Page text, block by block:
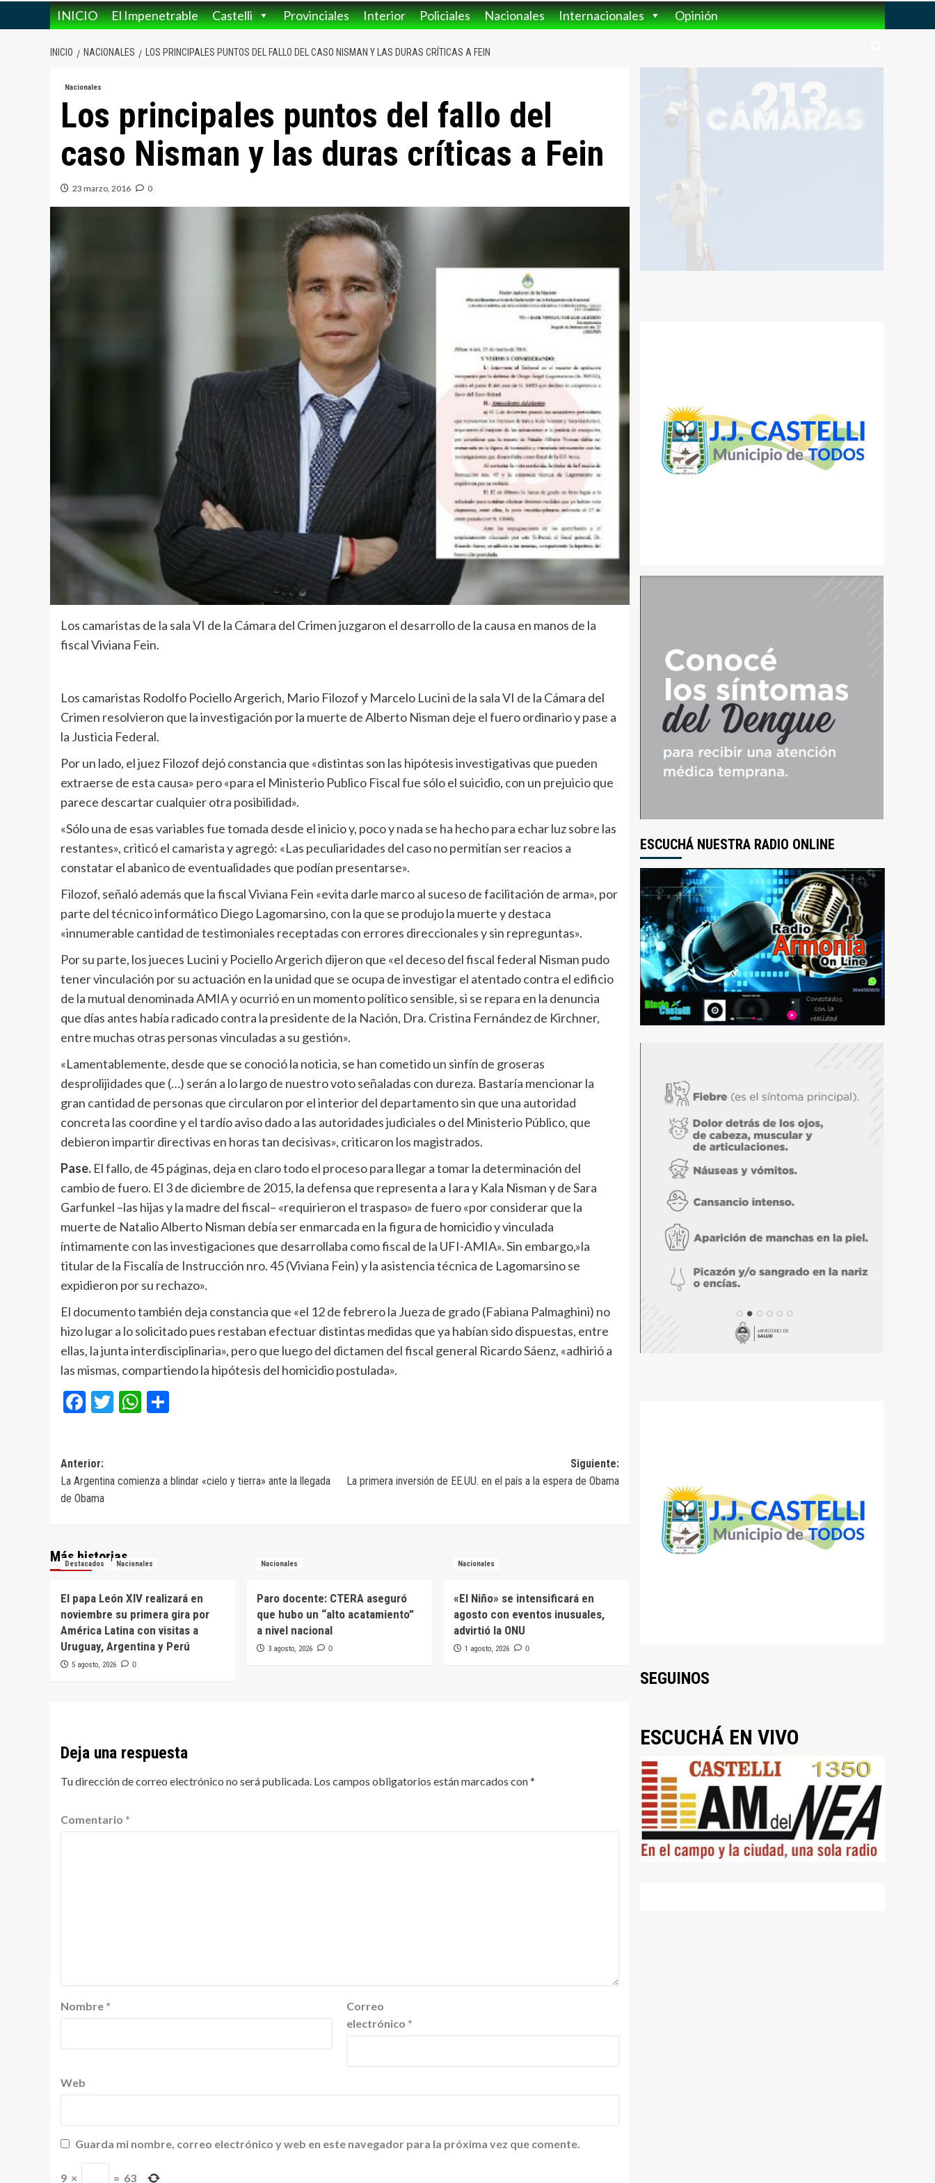
INICIO El Impenetrable Castelli Provinciales Interior Policiales Nacionales Internacionales Opinión
INICIO NACIONALES LOS PRINCIPALES PUNTOS DEL FALLO DEL CASO NISMAN Y LAS DURAS CRÍTICAS A FEIN
Nacionales
Los principales puntos del fallo del
caso Nisman y las duras críticas a Fein
23 marzo, 2016 0
Los camaristas de la sala VI de la Cámara del Crimen juzgaron el desarrollo de la causa en manos de la
fiscal Viviana Fein.
Los camaristas Rodolfo Pociello Argerich, Mario Filozof y Marcelo Lucini de la sala VI de la Cámara del
Crimen resolvieron que la investigación por la muerte de Alberto Nisman deje el fuero ordinario y pase a
la Justicia Federal.
Por un lado, el juez Filozof dejó constancia que «distintas son las hipótesis investigativas que pueden
extraerse de esta causa» pero «para el Ministerio Publico Fiscal fue sólo el suicidio, con un prejuicio que
parece descartar cualquier otra posibilidad».
«Sólo una de esas variables fue tomada desde el inicio y, poco y nada se ha hecho para echar luz sobre las
restantes», criticó el camarista y agregó: «Las peculiaridades del caso no permitían ser reacios a
constatar el abanico de eventualidades que podían presentarse».
Filozof, señaló además que la fiscal Viviana Fein «evita darle marco al suceso de facilitación de arma», por
parte del técnico informático Diego Lagomarsino, con la que se produjo la muerte y destaca
«innumerable cantidad de testimoniales receptadas con errores direccionales y sin repreguntas».
Por su parte, los jueces Lucini y Pociello Argerich dijeron que «el deceso del fiscal federal Nisman pudo
tener vinculación por su actuación en la unidad que se ocupa de investigar el atentado contra el edificio
de la mutual denominada AMIA y ocurrió en un momento político sensible, si se repara en la denuncia
que días antes había radicado contra la presidente de la Nación, Dra. Cristina Fernández de Kirchner,
entre muchas otras personas vinculadas a su gestión».
«Lamentablemente, desde que se conoció la noticia, se han cometido un sinfín de groseras
desprolijidades que (…) serán a lo largo de nuestro voto señaladas con dureza. Bastaría mencionar la
gran cantidad de personas que circularon por el interior del departamento sin que una autoridad
concreta las coordine y el tardío aviso dado a las autoridades judiciales o del Ministerio Público, que
debieron impartir directivas en horas tan decisivas», criticaron los magistrados.
Pase. El fallo, de 45 páginas, deja en claro todo el proceso para llegar a tomar la determinación del
cambio de fuero. El 3 de diciembre de 2015, la defensa que representa a Iara y Kala Nisman y de Sara
Garfunkel –las hijas y la madre del fiscal– «requirieron el traspaso» de fuero «por considerar que la
muerte de Natalio Alberto Nisman debía ser enmarcada en la figura de homicidio y vinculada
íntimamente con las investigaciones que desarrollaba como fiscal de la UFI-AMIA». Sin embargo,»la
titular de la Fiscalía de Instrucción nro. 45 (Viviana Fein) y la asistencia técnica de Lagomarsino se
expidieron por su rechazo».
El documento también deja constancia que «el 12 de febrero la Jueza de grado (Fabiana Palmaghini) no
hizo lugar a lo solicitado pues restaban efectuar distintas medidas que ya habían sido dispuestas, entre
ellas, la junta interdisciplinaria», pero que luego del dictamen del fiscal general Ricardo Sáenz, «adhirió a
las mismas, compartiendo la hipótesis del homicidio postulada».
Facebook
TwitterWhatsApp
Navegación
de
Anterior:
La Argentina comienza a blindar «cielo y tierra» ante la llegada
de Obama
Siguiente:
La primera inversión de EE.UU. en el país a la espera de Obama
Más historias
Destacados Nacionales
El papa León XIV realizará en
noviembre su primera gira por
América Latina con visitas a
Uruguay, Argentina y Perú
5 agosto, 2026 0
Nacionales
Paro docente: CTERA aseguró
que hubo un “alto acatamiento”
a nivel nacional
3 agosto, 2026 0
Nacionales
«El Niño» se intensificará en
agosto con eventos inusuales,
advirtió la ONU
1 agosto, 2026 0
Deja una respuesta
Tu dirección de correo electrónico no será publicada. Los campos obligatorios están marcados con*
Comentario *
Nombre *
Correo
electrónico *
Web
Guarda mi nombre, correo electrónico y web en este navegador para la próxima vez que comente.
9 × = 63
ESCUCHÁ NUESTRA RADIO ONLINE
SEGUINOS
ESCUCHÁ EN VIVO